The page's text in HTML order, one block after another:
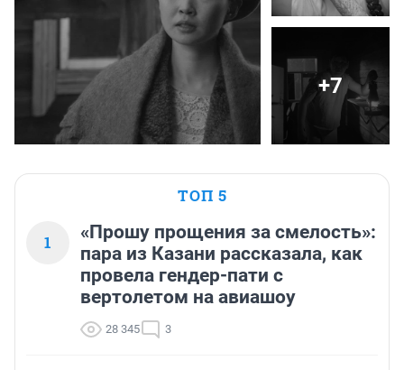
+7
ТОП 5
1
«Прошу прощения за смелость»:
пара из Казани рассказала, как
провела гендер-пати с
вертолетом на авиашоу
28 345 3